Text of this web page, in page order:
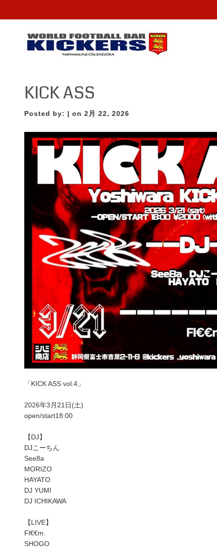
KICK ASS
Posted by: | on 2月 22, 2026
「KICK ASS vol.4」
2026年3月21日(土)
open/start18:00
【DJ】
DJこーちん
See8a
MORIZO
HAYATO
DJ YUMI
DJ ICHIKAWA
【LIVE】
Fl€€m.
SHOGO